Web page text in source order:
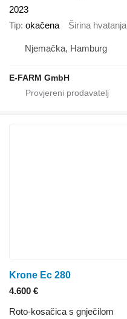
2023
Tip okačena Širina hvatanja
Njemačka, Hamburg
E-FARM GmbH
Krone Ec 280
4.600 €
Roto-kosačica s gnječilom